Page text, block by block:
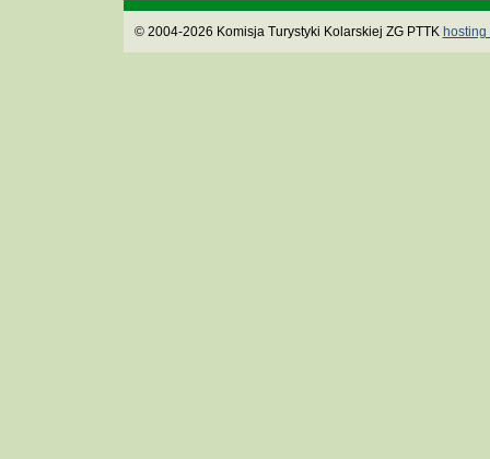
© 2004-2026 Komisja Turystyki Kolarskiej ZG PTTK hosting